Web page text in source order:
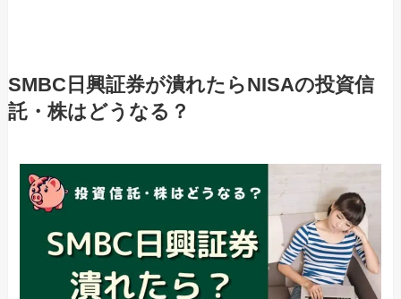
SMBC日興証券が潰れたらNISAの投資信
託・株はどうなる？